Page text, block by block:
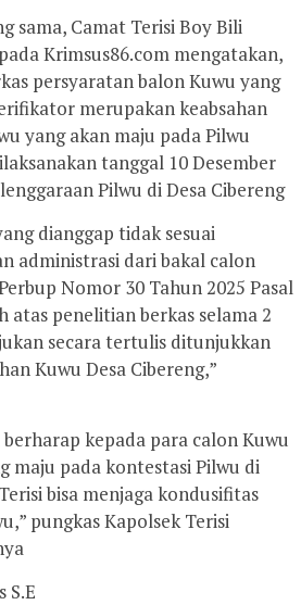
sama, Camat Terisi Boy Bili
Krimsus86.com mengatakan,
persyaratan balon Kuwu yang
merupakan keabsahan
yang akan maju pada Pilwu
tanggal 10 Desember
Pilwu di Desa Cibereng
dianggap tidak sesuai
administrasi dari bakal calon
Nomor 30 Tahun 2025 Pasal
atas penelitian berkas selama 2
secara tertulis ditunjukkan
Kuwu Desa Cibereng,”
kepada para calon Kuwu
maju pada kontestasi Pilwu di
bisa menjaga kondusifitas
pungkas Kapolsek Terisi
S.E